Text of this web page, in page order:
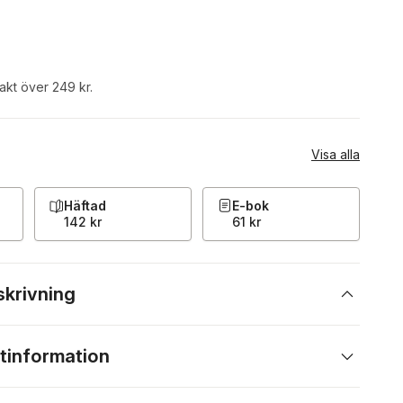
över 249 kr.
Visa alla
Häftad
142 kr
E-bok
61 kr